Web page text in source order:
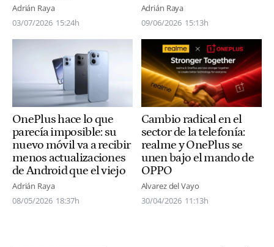
Adrián Raya
03/07/2026 15:24h
Adrián Raya
09/06/2026 15:13h
OnePlus hace lo que
parecía imposible: su
nuevo móvil va a recibir
menos actualizaciones
de Android que el viejo
Adrián Raya
08/05/2026 18:37h
Cambio radical en el
sector de la telefonía:
realme y OnePlus se
unen bajo el mando de
OPPO
Alvarez del Vayo
30/04/2026 11:13h